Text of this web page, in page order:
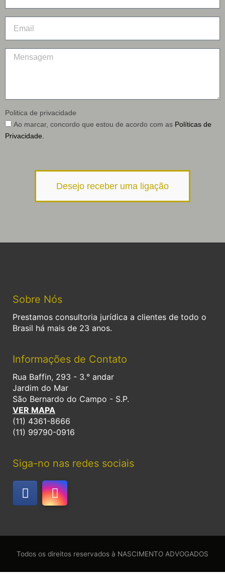
Politica de privacidade
Ao marcar, concordo que estou de acordo com as Políticas de
Privacidade.
Desejo receber uma ligação
Sobre Nós
Prestamos consultoria jurídica a clientes de todo o
Brasil há mais de 23 anos.
Informações de Contato
Rua Baffin, 293 - 3.° andar
Jardim do Mar
São Bernardo do Campo - S.P.
VER MAPA
(11) 4361-8666
(11) 99790-0916
Siga-no nas redes sociais
F
a
o
I
n
g
Todos os direitos reservados à NASCIMENTO ADVOGADOS